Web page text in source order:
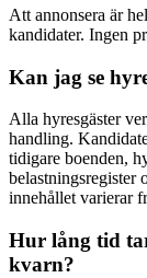
Att annonsera är
kandidater. Ingen
Kan jag se
Alla hyresgäster
handling.
tidigare boenden,
belastningsregister
innehållet varierar
Hur lång tid
kvarn?